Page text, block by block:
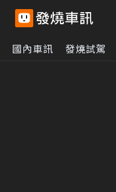
國內車訊 發燒試駕